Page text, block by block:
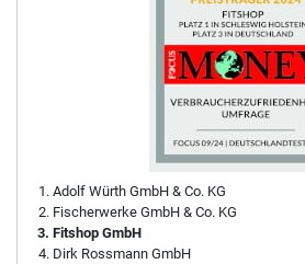
Adolf Würth GmbH & Co. KG
Fischerwerke GmbH & Co. KG
Fitshop GmbH
Dirk Rossmann GmbH